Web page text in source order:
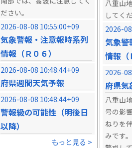
八重山
してく
2026-
気象警
情報（
2026-
府県気
八重山
号の影
ねりを
みです
ださい。
2026-08-08 10:55:00+09
気象警報・注意報時系列
情報（Ｒ０６）
2026-08-08 10:48:44+09
府県週間天気予報
2026-08-08 10:48:44+09
警報級の可能性（明後日
以降）
もっと見る >